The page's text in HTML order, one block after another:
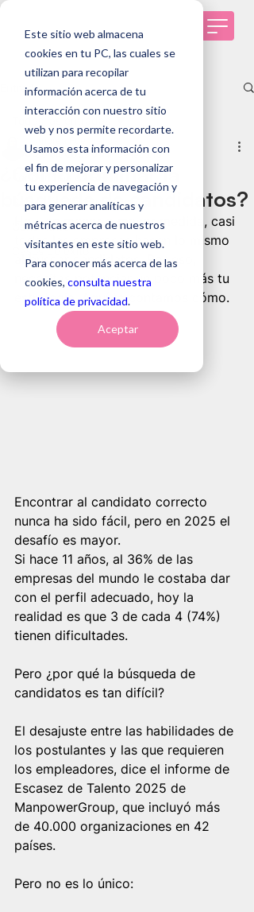
Este sitio web almacena
cookies en tu PC, las cuales se
utilizan para recopilar
información acerca de tu
interacción con nuestro sitio
web y nos permite recordarte.
Usamos esta información con
el fin de mejorar y personalizar
tu experiencia de navegación y
para generar analíticas y
métricas acerca de nuestros
visitantes en este sitio web.
Para conocer más acerca de las
cookies, consulta nuestra
política de privacidad.
Aceptar
Entrada
Todas las entradas
Tendencias de RRHH
Selección de personas
Genomawork
Casos de éxito
¿Cómo dominar la
búsqueda de candidatos?
30 dic 2025 5 min de lectura
Hoy, en menor o mayor medida, casi
todas las empresas hacen lo mismo
al buscar candidatos. Por eso,
necesitas potenciar un poco más tu
estrategia. Aquí te contamos cómo.
Encontrar al candidato correcto
nunca ha sido fácil, pero en 2025 el
desafío es mayor.
Si hace 11 años, al 36% de las
empresas del mundo le costaba dar
con el perfil adecuado, hoy la
realidad es que 3 de cada 4 (74%)
tienen dificultades.
Pero ¿por qué la búsqueda de
candidatos es tan difícil?
El desajuste entre las habilidades de
los postulantes y las que requieren
los empleadores, dice el informe de
Escasez de Talento 2025 de
ManpowerGroup, que incluyó más
de 40.000 organizaciones en 42
países.
Pero no es lo único: